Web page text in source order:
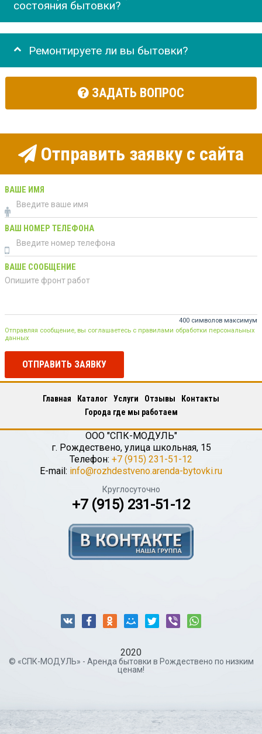
состояния бытовки?
Ремонтируете ли вы бытовки?
ЗАДАТЬ ВОПРОС
Отправить заявку с сайта
ВАШЕ ИМЯ
ВАШ НОМЕР ТЕЛЕФОНА
ВАШЕ СООБЩЕНИЕ
400 символов максимум
Отправляя сообщение, вы соглашаетесь с правилами обработки персональных
данных
ОТПРАВИТЬ ЗАЯВКУ
Главная Каталог Услуги Отзывы
Контакты
Города где мы работаем
ООО "СПК-МОДУЛЬ"
г. Рождествено, улица школьная, 15
Телефон: +7 (915) 231-51-12
E-mail: info@rozhdestveno.arenda-bytovki.ru
Круглосуточно
+7 (915) 231-51-12
2020
© «СПК-МОДУЛЬ» - Аренда бытовки в Рождествено по низким
ценам!